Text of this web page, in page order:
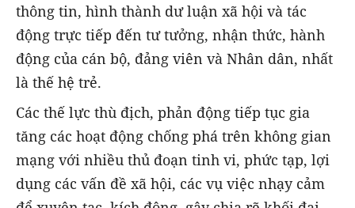
thông tin, hình thành dư luận xã hội và tác
động trực tiếp đến tư tưởng, nhận thức, hành
động của cán bộ, đảng viên và Nhân dân, nhất
là thế hệ trẻ.
Các thế lực thù địch, phản động tiếp tục gia
tăng các hoạt động chống phá trên không gian
mạng với nhiều thủ đoạn tinh vi, phức tạp, lợi
dụng các vấn đề xã hội, các vụ việc nhạy cảm